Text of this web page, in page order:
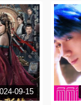
09-15